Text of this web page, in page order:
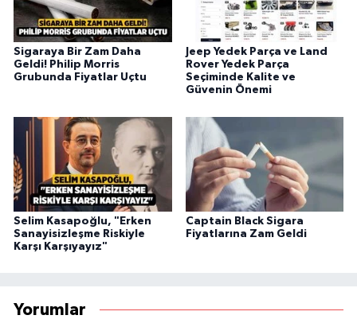
Sigaraya Bir Zam Daha
Geldi! Philip Morris
Grubunda Fiyatlar Uçtu
Jeep Yedek Parça ve Land
Rover Yedek Parça
Seçiminde Kalite ve
Güvenin Önemi
Selim Kasapoğlu, "Erken
Sanayisizleşme Riskiyle
Karşı Karşıyayız"
Captain Black Sigara
Fiyatlarına Zam Geldi
Yorumlar